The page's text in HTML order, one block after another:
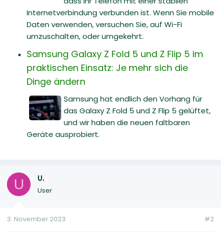
Internetverbindung verbunden ist. Wenn Sie mobile
Daten verwenden, versuchen Sie, auf Wi-Fi
umzuschalten, oder umgekehrt.
Samsung Galaxy Z Fold 5 und Z Flip 5 im
praktischen Einsatz: Je mehr sich die
Dinge ändern
Samsung hat endlich den Vorhang für
das Galaxy Z Fold 5 und Z Flip 5 gelüftet,
und wir haben die neuen faltbaren
Geräte ausprobiert.
U U.
User
3. November 2023 #2